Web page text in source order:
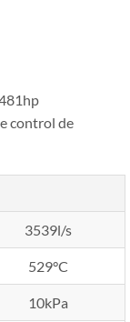
control de
3539l/s
529°C
10kPa